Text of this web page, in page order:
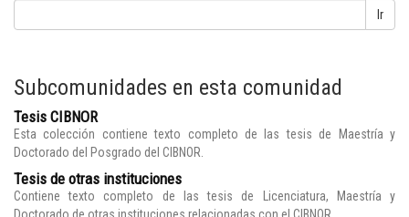
Ir
Subcomunidades en esta comunidad
Tesis CIBNOR
Esta colección contiene texto completo de las tesis de Maestría y
Doctorado del Posgrado del CIBNOR.
Tesis de otras instituciones
Contiene texto completo de las tesis de Licenciatura, Maestría y
Doctorado de otras instituciones relacionadas con el CIBNOR